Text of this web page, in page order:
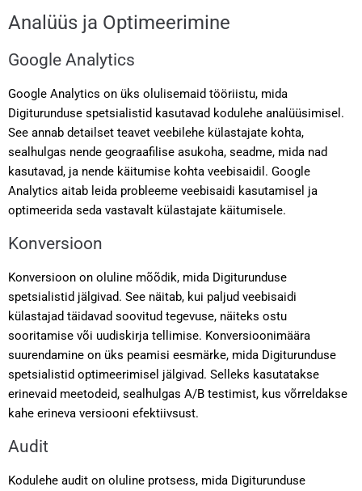
Analüüs ja Optimeerimine
Google Analytics
Google Analytics on üks olulisemaid tööriistu, mida
Digiturunduse spetsialistid kasutavad kodulehe analüüsimisel.
See annab detailset teavet veebilehe külastajate kohta,
sealhulgas nende geograafilise asukoha, seadme, mida nad
kasutavad, ja nende käitumise kohta veebisaidil. Google
Analytics aitab leida probleeme veebisaidi kasutamisel ja
optimeerida seda vastavalt külastajate käitumisele.
Konversioon
Konversioon on oluline mõõdik, mida Digiturunduse
spetsialistid jälgivad. See näitab, kui paljud veebisaidi
külastajad täidavad soovitud tegevuse, näiteks ostu
sooritamise või uudiskirja tellimise. Konversioonimäära
suurendamine on üks peamisi eesmärke, mida Digiturunduse
spetsialistid optimeerimisel jälgivad. Selleks kasutatakse
erinevaid meetodeid, sealhulgas A/B testimist, kus võrreldakse
kahe erineva versiooni efektiivsust.
Audit
Kodulehe audit on oluline protsess, mida Digiturunduse